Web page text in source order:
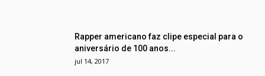
Rapper americano faz clipe especial para o
aniversário de 100 anos...
jul 14, 2017